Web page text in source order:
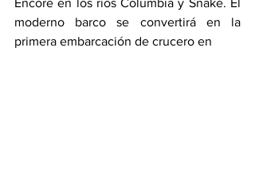
moderno barco se convertirá en la
primera embarcación de crucero en